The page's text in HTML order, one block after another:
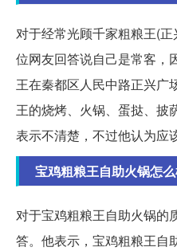
对于经常光顾千家粗粮王(
位网友回答说自己是常客，
王在秦都区人民中路正兴广
王的烧烤、火锅、蛋挞、披
表示不清楚，不过他认为应
宝鸡粗粮王自助火锅怎
对于宝鸡粗粮王自助火锅的
答。他表示，宝鸡粗粮王自